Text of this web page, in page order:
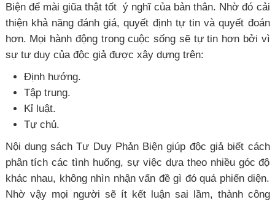
Biện để mài giũa thật tốt ý nghĩ của bản thân. Nhờ đó cải
thiện khả năng đánh giá, quyết định tự tin và quyết đoán
hơn. Mọi hành động trong cuộc sống sẽ tự tin hơn bởi vì
sự tư duy của độc giả được xây dựng trên:
Định hướng.
Tập trung.
Kỉ luật.
Tự chủ.
Nội dung sách Tư Duy Phản Biện giúp độc giả biết cách
phân tích các tình huống, sự việc dựa theo nhiều góc độ
khác nhau, không nhìn nhận vấn đề gì đó quá phiến diện.
Nhờ vậy mọi người sẽ ít kết luận sai lầm, thành công